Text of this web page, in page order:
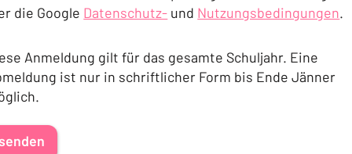
die Google Datenschutz- und Nutzungsbedingungen.
Anmeldung gilt für das gesamte Schuljahr. Eine
ist nur in schriftlicher Form bis Ende Jänner